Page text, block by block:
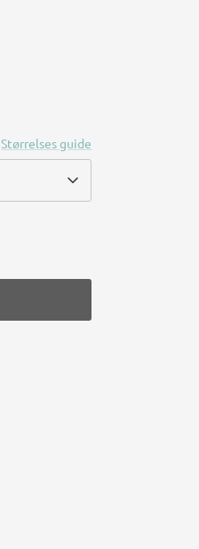
Størrelses guide